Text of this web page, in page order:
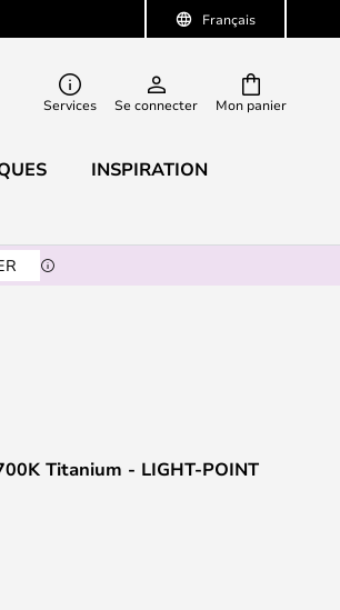
Français
Mon panier
Services Se connecter
INSPIRATION
Titanium - LIGHT-POINT